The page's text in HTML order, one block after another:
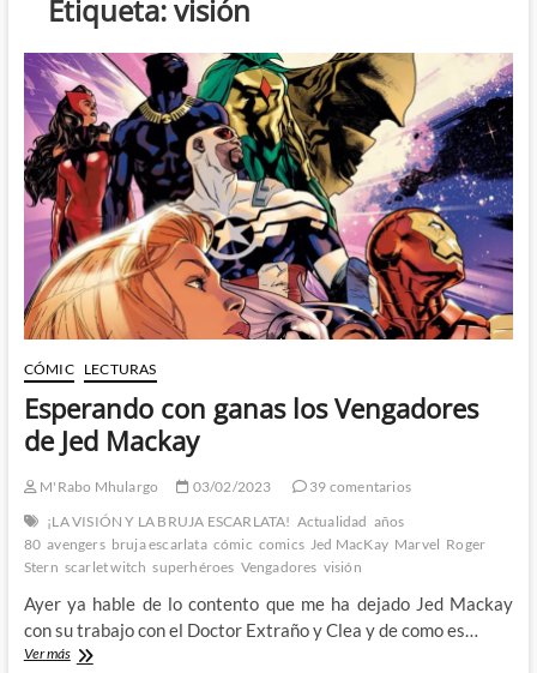
Etiqueta:visión
CÓMIC LECTURAS
Esperando con ganas los Vengadores
de Jed Mackay
M'Rabo Mhulargo 03/02/2023
39 comentarios
¡LA VISIÓN Y LA BRUJA ESCARLATA! Actualidad años
80 avengers bruja escarlata cómic comics Jed MacKay Marvel Roger
Stern scarlet witch superhéroes Vengadores visión
Ayer ya hable de lo contento que me ha dejado Jed Mackay
con su trabajo con el Doctor Extraño y Clea y de como es…
Ver másEsperando